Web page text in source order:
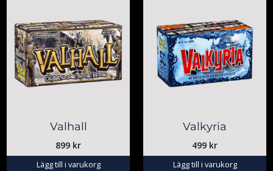
Valhall
899 kr
Lägg till i varukorg
Valkyria
499 kr
Lägg till i varukorg